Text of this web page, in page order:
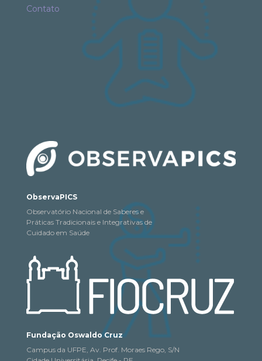
Contato
ObservaPICS
Observatório Nacional de Saberes e
Práticas Tradicionais e Integrativas de
Cuidado em Saúde
Fundação Oswaldo Cruz
Campus da UFPE, Av. Prof. Moraes Rego, S/N